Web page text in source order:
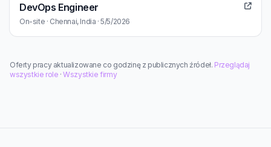
DevOps Engineer
On-site · Chennai, India · 5/5/2026
Oferty pracy aktualizowane co godzinę z publicznych źródeł. Przeglądaj
wszystkie role ·Wszystkie firmy